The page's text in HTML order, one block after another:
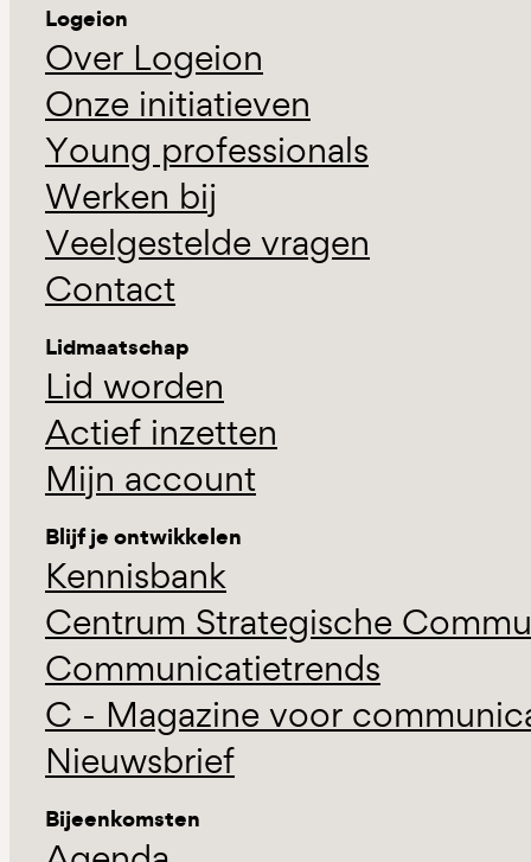
Logeion
Over Logeion
Onze initiatieven
Young professionals
Werken bij
Veelgestelde vragen
Contact
Lidmaatschap
Lid worden
Actief inzetten
Mijn account
Blijf je ontwikkelen
Kennisbank
Centrum Strategische
Communicatietrends
C - Magazine voor
Nieuwsbrief
Bijeenkomsten